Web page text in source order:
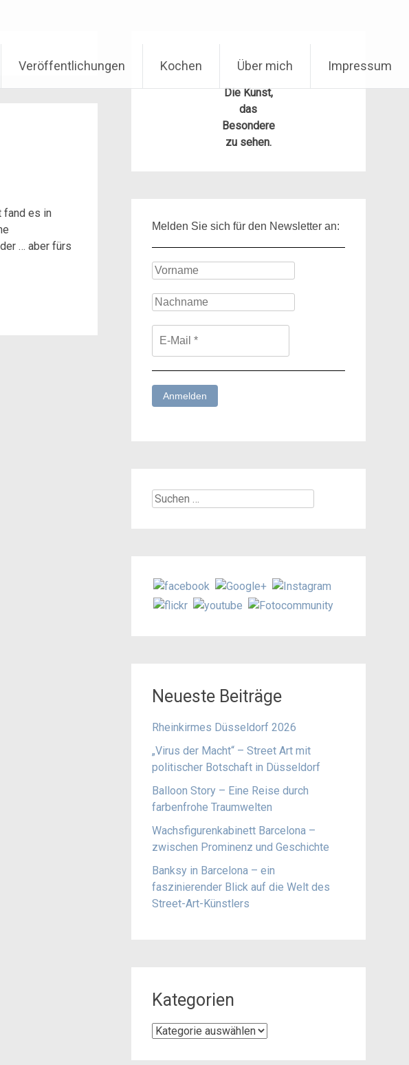
Veröffentlichungen Kochen Über mich Impressum
fand es in
… aber fürs
Die Kunst,
das
Besondere
zu sehen.
Melden Sie sich für den Newsletter an:
Suchen
Neueste Beiträge
Rheinkirmes Düsseldorf 2026
„Virus der Macht“ – Street Art mit
politischer Botschaft in Düsseldorf
Balloon Story – Eine Reise durch
farbenfrohe Traumwelten
Wachsfigurenkabinett Barcelona –
zwischen Prominenz und Geschichte
Banksy in Barcelona – ein
faszinierender Blick auf die Welt des
Street-Art-Künstlers
Kategorien
Kategorien